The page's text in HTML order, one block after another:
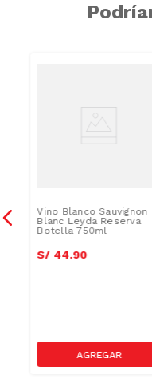
Vino Blanco Sauvignon
Blanc Leyda Reserva
Botella 750ml
S/ 44.90